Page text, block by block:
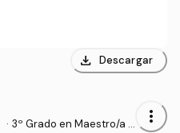
download Descargar
· 3º Grado en Maestro/a d
more_vert